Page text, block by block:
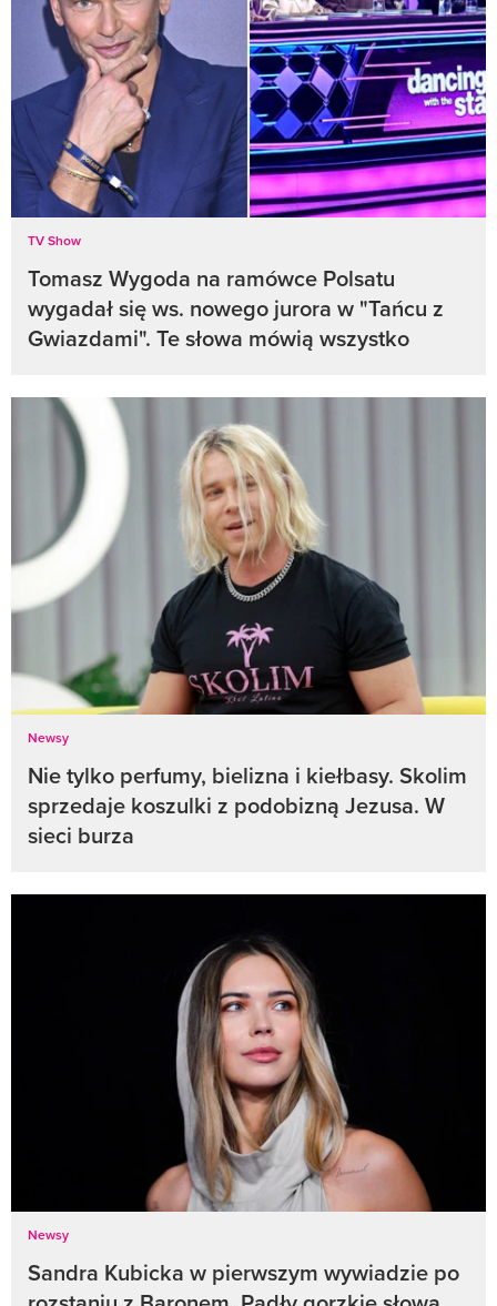
TV Show
Tomasz Wygoda na ramówce Polsatu
wygadał się ws. nowego jurora w "Tańcu z
Gwiazdami". Te słowa mówią wszystko
Newsy
Nie tylko perfumy, bielizna i kiełbasy. Skolim
sprzedaje koszulki z podobizną Jezusa. W
sieci burza
Newsy
Sandra Kubicka w pierwszym wywiadzie po